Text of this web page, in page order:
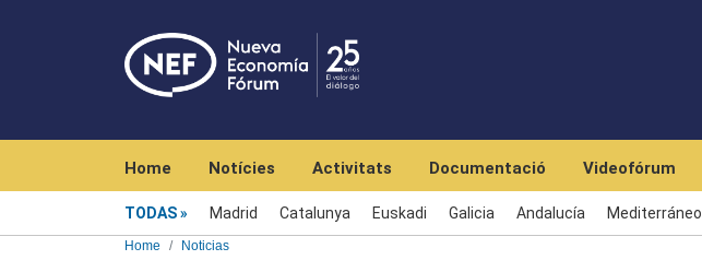
Home Notícies Activitats Documentació Videofórum
TODAS Madrid Catalunya Euskadi Galicia Andalucía Mediterráneo
Home Noticias